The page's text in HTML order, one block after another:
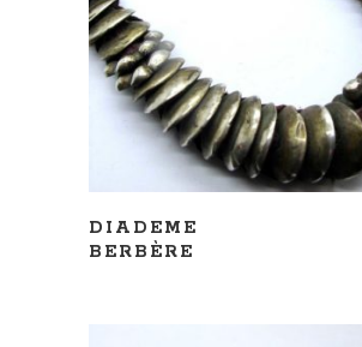
AJOUTER AU PANIER
DIADEME
BERBÈRE